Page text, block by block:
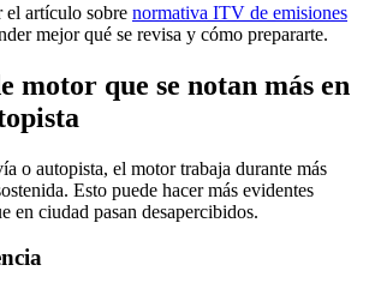
el artículo sobre normativa ITV de emisiones
mejor qué se revisa y cómo prepararte.
motor que se notan más en
o autopista, el motor trabaja durante más
Esto puede hacer más evidentes
en ciudad pasan desapercibidos.